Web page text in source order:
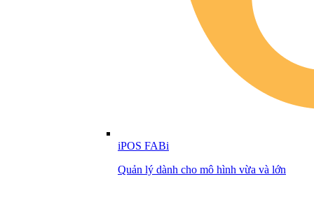
iPOS FABi
Quản lý dành cho mô hình vừa và lớn